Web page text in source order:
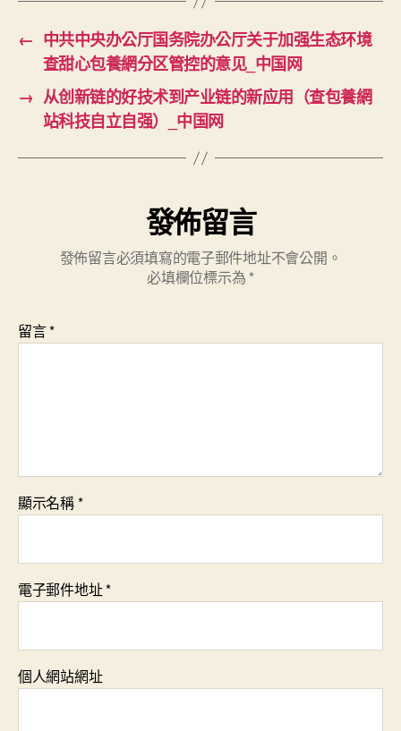
← 中共中央办公厅国务院办公厅关于加强生态环境
查甜心包養網分区管控的意见_中国网
→ 从创新链的好技术到产业链的新应用（查包養網
站科技自立自强）_中国网
發佈留言
發佈留言必須填寫的電子郵件地址不會公開。
必填欄位標示為 *
留言*
顯示名稱*
電子郵件地址*
個人網站網址